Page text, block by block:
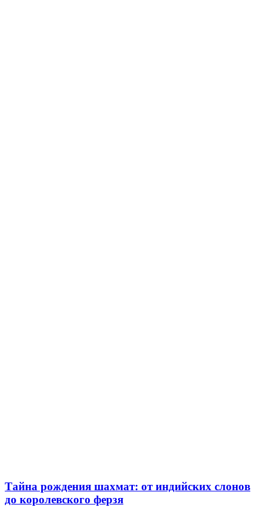
Тайна рождения шахмат: от индийских слонов
до королевского ферзя